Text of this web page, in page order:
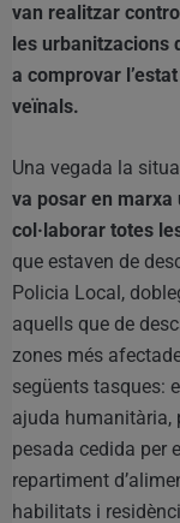
van realitzar
les urbanitzacions
a comprovar
veïnals.
Una vegada la
va posar en marxa
col·laborar totes
que estaven de
Policia Local,
aquells que de
zones més
següents tasques:
ajuda humanitària,
pesada cedida per
repartiment
habilitats i